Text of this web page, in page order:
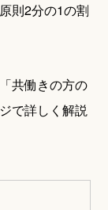
則2分の1の割
共働きの方の
で詳しく解説